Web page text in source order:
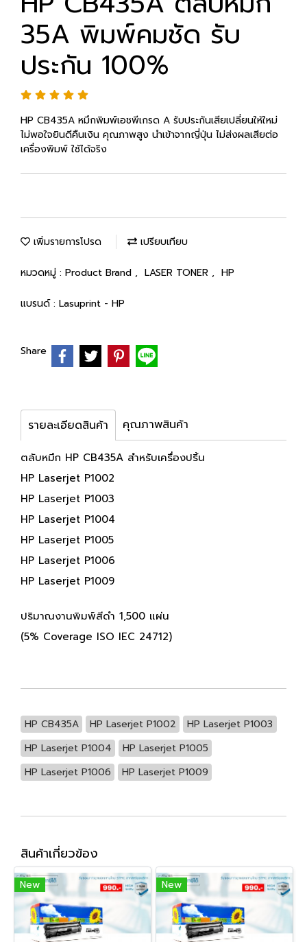
35A พิมพ์คมชัด รับ
ประกัน 100%
HP CB435A หมึกพิมพ์เอชพีเกรด A รับประกันเสียเปลี่ยนให้ใหม่
ไม่พอใจยินดีคืนเงิน คุณภาพสูง นำเข้าจากญี่ปุ่น ไม่ส่งผลเสียต่อ
เครื่องพิมพ์ ใช้ได้จริง
เพิ่มรายการโปรด เปรียบเทียบ
หมวดหมู่ : Product Brand , LASER TONER , HP
แบรนด์ : Lasuprint - HP
Share
รายละเอียดสินค้า คุณภาพสินค้า
ตลับหมึก HP CB435A สำหรับเครื่องปริ้น
HP Laserjet P1002
HP Laserjet P1003
HP Laserjet P1004
HP Laserjet P1005
HP Laserjet P1006
HP Laserjet P1009
ปริมาณงานพิมพ์สีดำ 1,500 แผ่น
(5% Coverage ISO IEC 24712)
HP CB435A HP Laserjet P1002
HP Laserjet P1003
HP Laserjet P1004
HP Laserjet P1005
HP Laserjet P1006
HP Laserjet P1009
สินค้าเกี่ยวข้อง
New New